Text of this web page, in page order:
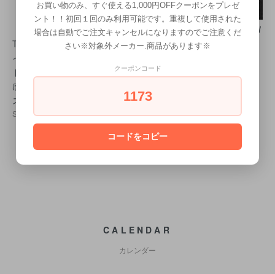
（お試し品）LAYRI
TE セメントクレ
イ 115g レイライ
ト｜マット系・束
感・メンズワック
ス・理美容室向け
SOLD OUT
(特価) REUZEL （ル
ーゾー）マットテク
LUDLOW BLUNT W
AX Matte 130g
CALENDAR
カレンダー
お買い物のみ、すぐ使える1,000円OFFクーポンをプレゼ
ント！！初回１回のみ利用可能です。重複して使用された
場合は自動でご注文キャンセルになりますのでご注意くだ
さい※対象外メーカー.商品があります※
クーポンコード
1173
コードをコピー